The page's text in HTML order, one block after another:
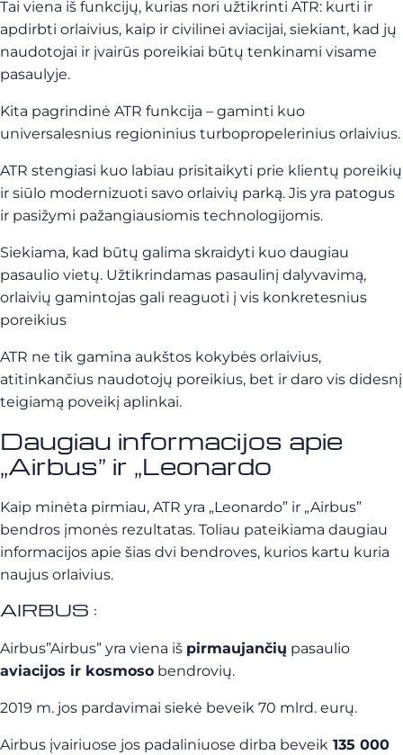
Tai viena iš funkcijų, kurias nori užtikrinti ATR: kurti ir
apdirbti orlaivius, kaip ir civilinei aviacijai, siekiant, kad jų
naudotojai ir įvairūs poreikiai būtų tenkinami visame
pasaulyje.
Kita pagrindinė ATR funkcija – gaminti kuo
universalesnius regioninius turbopropelerinius orlaivius.
ATR stengiasi kuo labiau prisitaikyti prie klientų poreikių
ir siūlo modernizuoti savo orlaivių parką. Jis yra patogus
ir pasižymi pažangiausiomis technologijomis.
Siekiama, kad būtų galima skraidyti kuo daugiau
pasaulio vietų. Užtikrindamas pasaulinį dalyvavimą,
orlaivių gamintojas gali reaguoti į vis konkretesnius
poreikius
ATR ne tik gamina aukštos kokybės orlaivius,
atitinkančius naudotojų poreikius, bet ir daro vis didesnį
teigiamą poveikį aplinkai.
Daugiau informacijos apie
„Airbus” ir „Leonardo
Kaip minėta pirmiau, ATR yra „Leonardo” ir „Airbus”
bendros įmonės rezultatas. Toliau pateikiama daugiau
informacijos apie šias dvi bendroves, kurios kartu kuria
naujus orlaivius.
AIRBUS :
Airbus”Airbus” yra viena iš pirmaujančių pasaulio
aviacijos ir kosmoso bendrovių.
2019 m. jos pardavimai siekė beveik 70 mlrd. eurų.
Airbus įvairiuose jos padaliniuose dirba beveik 135 000